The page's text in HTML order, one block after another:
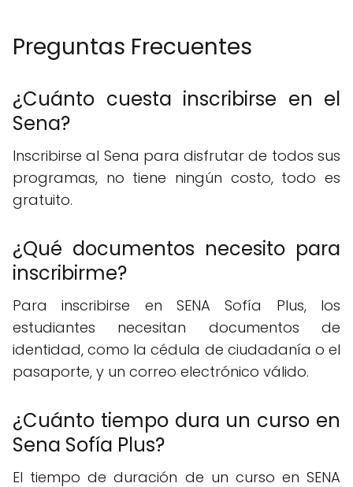
Preguntas Frecuentes
¿Cuánto cuesta inscribirse en el
Sena?
Inscribirse al Sena para disfrutar de todos sus
programas, no tiene ningún costo, todo es
gratuito.
¿Qué documentos necesito para
inscribirme?
Para inscribirse en SENA Sofía Plus, los
estudiantes necesitan documentos de
identidad, como la cédula de ciudadanía o el
pasaporte, y un correo electrónico válido.
¿Cuánto tiempo dura un curso en
Sena Sofía Plus?
El tiempo de duración de un curso en SENA